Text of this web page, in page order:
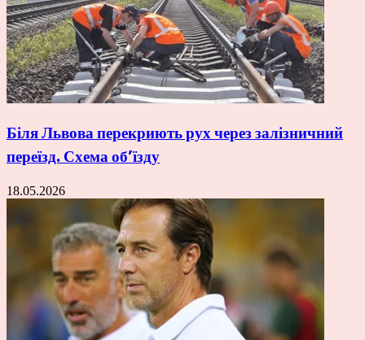
Біля Львова перекриють рух через залізничний
переїзд. Схема об’їзду
18.05.2026